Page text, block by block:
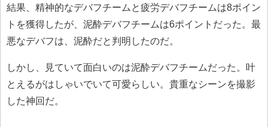
結果、精神的なデバフチームと疲労デバフチームは8ポイン
トを獲得したが、泥酔デバフチームは6ポイントだった。最
悪なデバフは、泥酔だと判明したのだ。
しかし、見ていて面白いのは泥酔デバフチームだった。叶
とえるがはしゃいでいて可愛らしい。貴重なシーンを撮影
した神回だ。